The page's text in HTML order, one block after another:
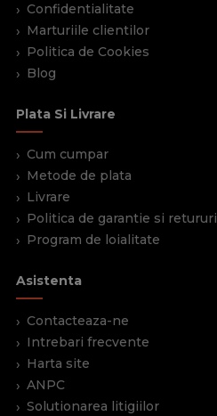
Confidentialitate
Marturiile clientilor
Politica de Cookies
Blog
Plata Si Livrare
Cum cumpar
Metode de plata
Livrare
Politica de garantie si retururi
Program de loialitate
Asistenta
Contacteaza-ne
Intrebari frecvente
Harta site
ANPC
Solutionarea litigiilor